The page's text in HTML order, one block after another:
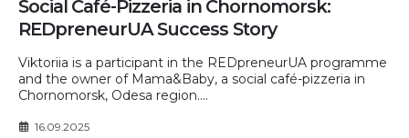
Social Café-Pizzeria in Chornomorsk:
REDpreneurUA Success Story
Viktoriia is a participant in the REDpreneurUA programme
and the owner of Mama&Baby, a social café-pizzeria in
Chornomorsk, Odesa region....
16.09.2025